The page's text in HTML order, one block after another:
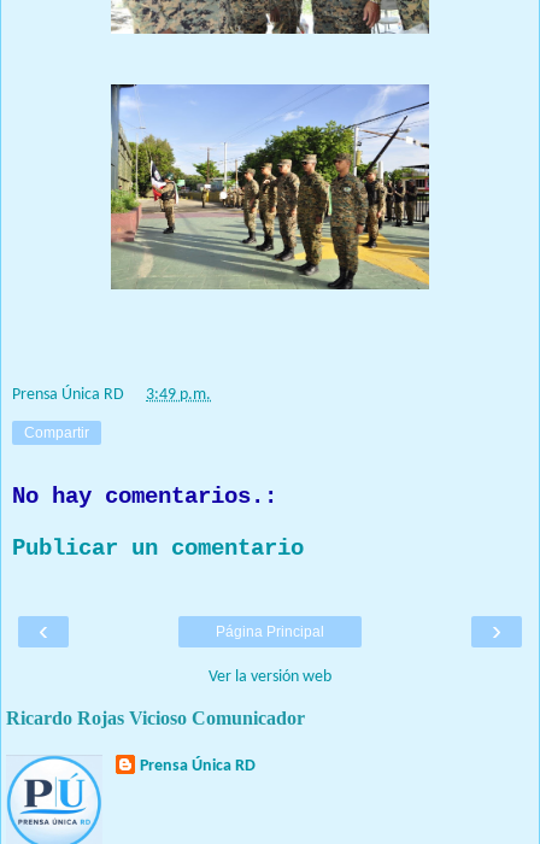
Prensa Única RD 3:49 p.m.
Compartir
No hay comentarios.:
Publicar un comentario
‹ ›
Página Principal
Ver la versión web
Ricardo Rojas Vicioso Comunicador
Prensa Única RD